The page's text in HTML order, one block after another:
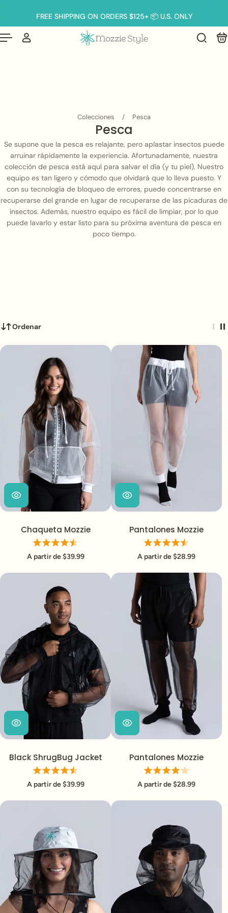
contenidoFREE SHIPPING ON ORDERS $125+ 📦 U.S. ONLY
Colecciones / Pesca
Pesca
Se supone que la pesca es relajante, pero aplastar insectos puede
arruinar rápidamente la experiencia. Afortunadamente, nuestra
colección de pesca está aquí para salvar el día (y tu piel). Nuestro
equipo es tan ligero y cómodo que olvidará que lo lleva puesto. Y
con su tecnología de bloqueo de errores, puede concentrarse en
recuperarse del grande en lugar de recuperarse de las picaduras de
insectos. Además, nuestro equipo es fácil de limpiar, por lo que
puede lavarlo y estar listo para su próxima aventura de pesca en
poco tiempo.
Ordenar
Chaqueta Mozzie
A partir de $39.99
Pantalones Mozzie
A partir de $28.99
Black ShrugBug Jacket
A partir de $39.99
Pantalones Mozzie
A partir de $28.99